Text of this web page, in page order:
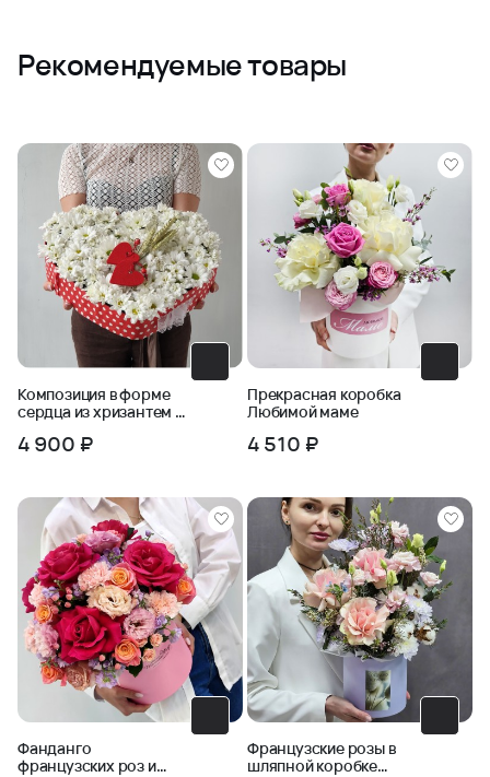
Рекомендуемые товары
Композиция в форме
сердца из хризантем и
4 900 ₽
Прекрасная коробка
Любимой маме
4 510 ₽
Фанданго
французских роз и
Французские розы в
шляпной коробке